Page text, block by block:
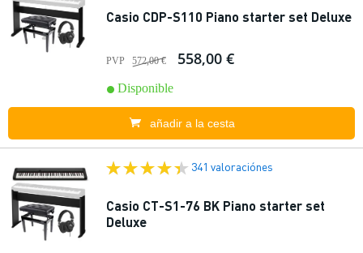
Casio CDP-S110 Piano starter set Deluxe
PVP 572,00 € 558,00 €
Disponible
añadir a la cesta
341 valoraciónes
Casio CT-S1-76 BK Piano starter set
Deluxe